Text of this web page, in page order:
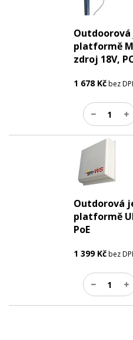
platformě
zdroj 18V,
1 678 Kčbez
Outdorová
platformě
PoE
1 399Kčbez